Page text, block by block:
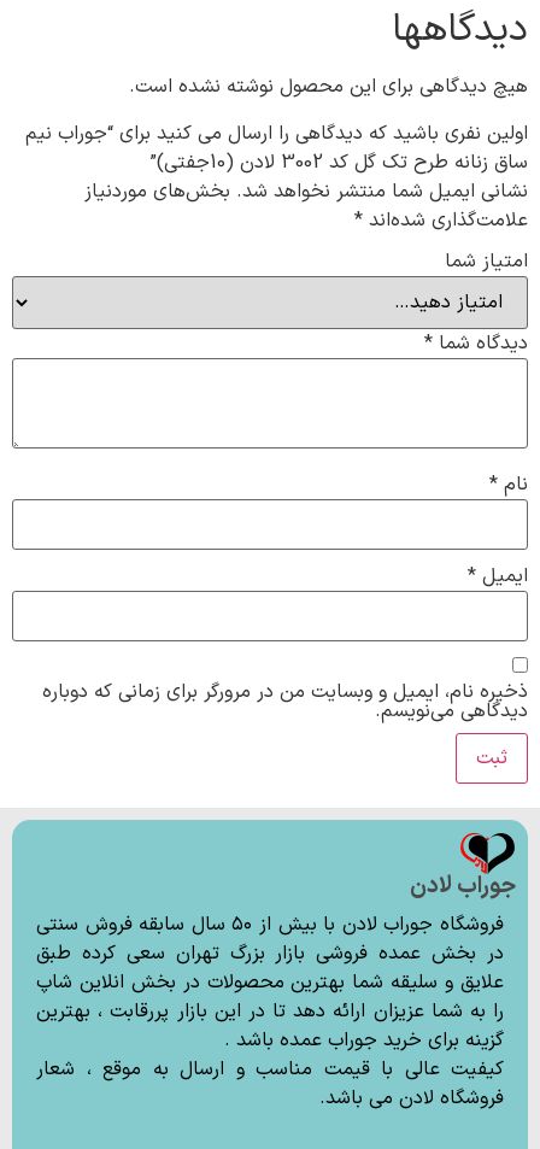
دیدگاهها
هیچ دیدگاهی برای این محصول نوشته نشده است.
اولین نفری باشید که دیدگاهی را ارسال می کنید برای “جوراب نیم
ساق زنانه طرح تک گل کد 3002 لادن (10جفتی)”
نشانی ایمیل شما منتشر نخواهد شد. بخش‌های موردنیاز
علامت‌گذاری شده‌اند *
امتیاز شما
دیدگاه شما *
نام *
ایمیل *
ذخیره نام، ایمیل و وبسایت من در مرورگر برای زمانی که دوباره
دیدگاهی می‌نویسم.
جوراب لادن
فروشگاه جوراب لادن با بیش از ۵۰ سال سابقه فروش سنتی
در بخش عمده فروشی بازار بزرگ تهران سعی کرده طبق
علایق و سلیقه شما بهترین محصولات در بخش انلاین شاپ
را به شما عزیزان ارائه دهد تا در این بازار پررقابت ، بهترین
گزینه برای خرید جوراب عمده باشد .
کیفیت عالی با قیمت مناسب و ارسال به موقع ، شعار
فروشگاه لادن می باشد.